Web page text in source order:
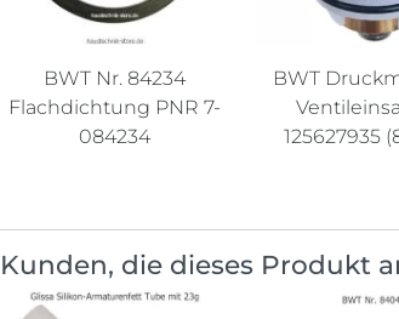
BWT Nr. 84234
Flachdichtung PNR 7-
084234
BWT
125627935
Kunden, die dieses Produkt